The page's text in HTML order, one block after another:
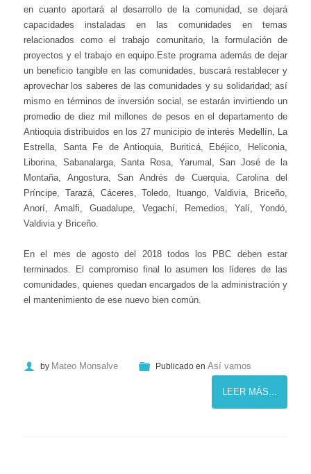
en cuanto aportará al desarrollo de la comunidad, se dejará
capacidades instaladas en las comunidades en temas
relacionados como el trabajo comunitario, la formulación de
proyectos y el trabajo en equipo.Este programa además de dejar
un beneficio tangible en las comunidades, buscará restablecer y
aprovechar los saberes de las comunidades y su solidaridad; así
mismo en términos de inversión social, se estarán invirtiendo un
promedio de diez mil millones de pesos en el departamento de
Antioquia distribuidos en los 27 municipio de interés Medellín, La
Estrella, Santa Fe de Antioquia, Buriticá, Ebéjico, Heliconia,
Liborina, Sabanalarga, Santa Rosa, Yarumal, San José de la
Montaña, Angostura, San Andrés de Cuerquia, Carolina del
Príncipe, Tarazá, Cáceres, Toledo, Ituango, Valdivia, Briceño,
Anorí, Amalfi, Guadalupe, Vegachí, Remedios, Yalí, Yondó,
Valdivia y Briceño.
En el mes de agosto del 2018 todos los PBC deben estar
terminados. El compromiso final lo asumen los líderes de las
comunidades, quienes quedan encargados de la administración y
el mantenimiento de ese nuevo bien común.
by Mateo Monsalve Publicado en Así vamos
LEER MÁS...